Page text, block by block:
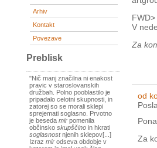
Arhiv
Kontakt
Povezave
Preblisk
"Nič manj značilna ni enakost
pravic v staroslovanskih
družbah. Polno pooblastilo je
pripadalo celotni skupnosti, in
zatorej so se morali sklepi
sprejemati soglasno. Prvotno
je beseda mir pomenila
občinsko skupščino in hkrati
soglasnostnjenih sklepov[...]
Izraz mir odseva obdobje v
FWD>
V
Za
od
Za